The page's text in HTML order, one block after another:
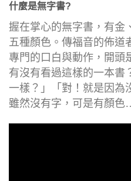
什麼是無字書?
握在掌心的無字書，有金
五種顏色。傳福音的佈道
專門的口白與動作，開頭
有沒有看過這樣的一本書
一樣？」「對！就是因為
雖然沒有字，可是有顏色